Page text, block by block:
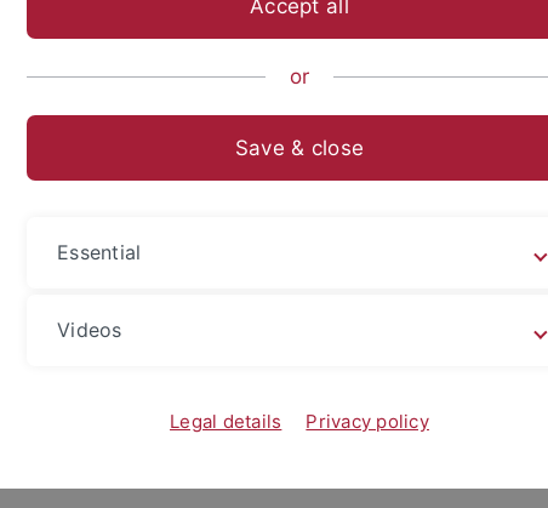
– Was ist Kritik?
24 Kupferbau
zur Überwindung des Androzentrismus im
Accept all
or
Save & close
Essential
Videos
Legal details Privacy policy